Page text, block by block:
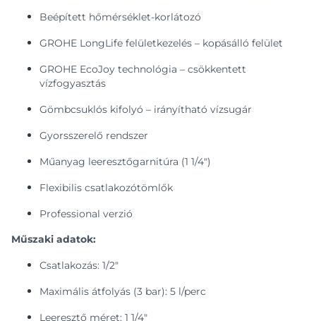
Beépített hőmérséklet-korlátozó
GROHE LongLife felületkezelés – kopásálló felület
GROHE EcoJoy technológia – csökkentett
vízfogyasztás
Gömbcsuklós kifolyó – irányítható vízsugár
Gyorsszerelő rendszer
Műanyag leeresztőgarnitúra (1 1/4")
Flexibilis csatlakozótömlők
Professional verzió
Műszaki adatok:
Csatlakozás: 1/2″
Maximális átfolyás (3 bar): 5 l/perc
Leeresztő méret: 1 1/4"